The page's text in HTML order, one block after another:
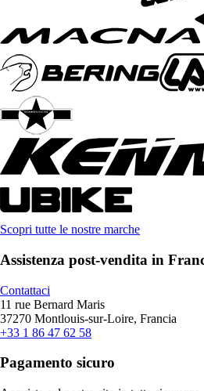
Scopri tutte le nostre marche
Assistenza post-vendita in
Contattaci
11 rue Bernard Maris
37270 Montlouis-sur-Loire, Francia
+33 1 86 47 62 58
Pagamento sicuro